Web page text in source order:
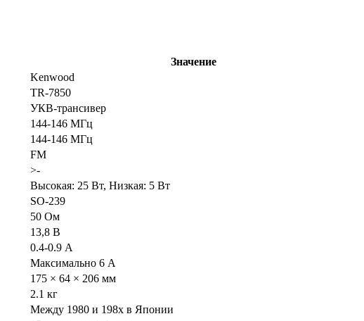
Значение
Kenwood
TR-7850
УКВ-трансивер
144-146 МГц
144-146 МГц
FM
>-
Высокая: 25 Вт, Низкая: 5 Вт
SO-239
50 Ом
13,8 В
0.4-0.9 А
Максимально 6 А
175 × 64 × 206 мм
2.1 кг
Между 1980 и 198x в Японии